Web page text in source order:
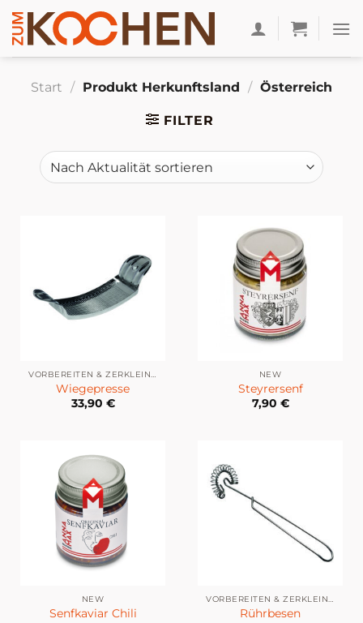
Zum
Inhalt
springen
Start / Produkt Herkunftsland / Österreich
FILTER
VORBEREITEN & ZERKLEINERN
Wiegepresse
33,90 €
NEW
Steyrersenf
7,90 €
NEW
Senfkaviar Chili
VORBEREITEN & ZERKLEINERN
Rührbesen